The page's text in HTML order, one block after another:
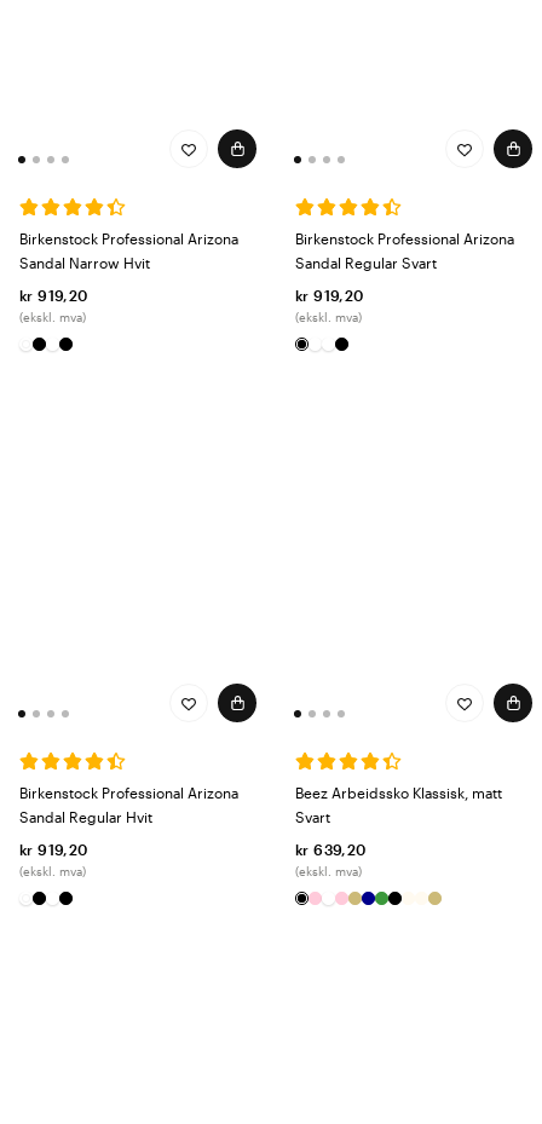
Birkenstock Professional Arizona
Sandal Narrow Hvit
kr 919,20
(ekskl. mva)
Birkenstock Professional Arizona
Sandal Regular Svart
kr 919,20
(ekskl. mva)
Birkenstock Professional Arizona
Sandal Regular Hvit
kr 919,20
(ekskl. mva)
Beez Arbeidssko Klassisk, matt
Svart
kr 639,20
(ekskl. mva)